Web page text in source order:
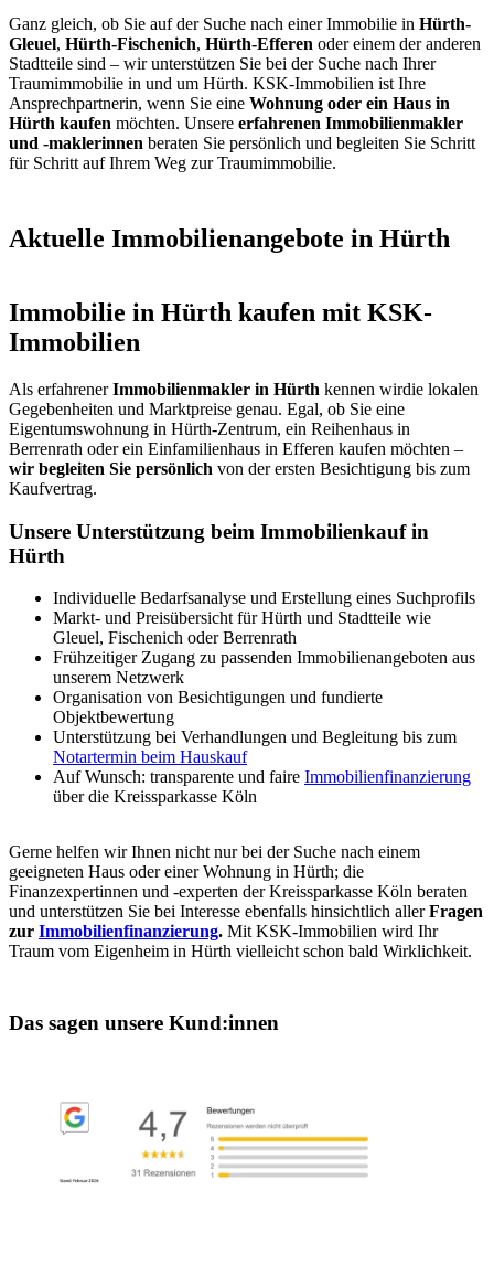
Ganz gleich, ob Sie auf der Suche nach einer Immobilie in Hürth-
Gleuel, Hürth-Fischenich, Hürth-Efferen oder einem der anderen
Stadtteile sind – wir unterstützen Sie bei der Suche nach Ihrer
Traumimmobilie in und um Hürth. KSK-Immobilien ist Ihre
Ansprechpartnerin, wenn Sie eine Wohnung oder ein Haus in
Hürth kaufen möchten. Unsere erfahrenen Immobilienmakler
und -maklerinnen beraten Sie persönlich und begleiten Sie Schritt
für Schritt auf Ihrem Weg zur Traumimmobilie.
Aktuelle Immobilienangebote in Hürth
Immobilie in Hürth kaufen mit KSK-
Immobilien
Als erfahrenerImmobilienmakler in Hürth kennen wirdie lokalen
Gegebenheiten und Marktpreise genau. Egal, ob Sie eine
Eigentumswohnung in Hürth-Zentrum, ein Reihenhaus in
Berrenrath oder ein Einfamilienhaus in Efferen kaufen möchten –
wir begleiten Sie persönlich von der ersten Besichtigung bis zum
Kaufvertrag.
Unsere Unterstützung beim Immobilienkauf in
Hürth
Individuelle Bedarfsanalyse und Erstellung eines Suchprofils
Markt- und Preisübersicht für Hürth und Stadtteile wie
Gleuel, Fischenich oder Berrenrath
Frühzeitiger Zugang zu passenden Immobilienangeboten aus
unserem Netzwerk
Organisation von Besichtigungen und fundierte
Objektbewertung
Unterstützung bei Verhandlungen und Begleitung bis zum
Notartermin beim Hauskauf
Auf Wunsch: transparente und faire Immobilienfinanzierung
über die Kreissparkasse Köln
Gerne helfen wir Ihnen nicht nur bei der Suche nach einem
geeigneten Haus oder einer Wohnung in Hürth; die
Finanzexpertinnen und -experten der Kreissparkasse Köln beraten
und unterstützen Sie bei Interesse ebenfalls hinsichtlich allerFragen
zur Immobilienfinanzierung. Mit KSK-Immobilien wird Ihr
Traum vom Eigenheim in Hürth vielleicht schon bald Wirklichkeit.
Das sagen unsere Kund:innen